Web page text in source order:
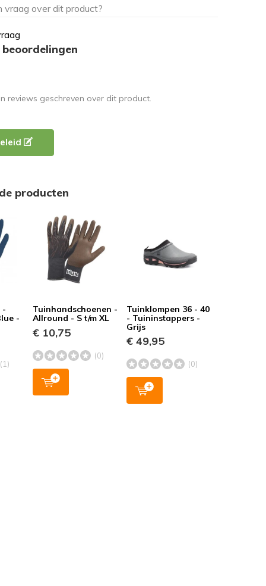
reviews geschreven over dit product.
producten
-
-
(1)
Tuinhandschoenen -
Allround - S t/m XL
€ 10,75
(0)
Tuinklompen 36 - 40
- Tuininstappers -
Grijs
€ 49,95
(0)